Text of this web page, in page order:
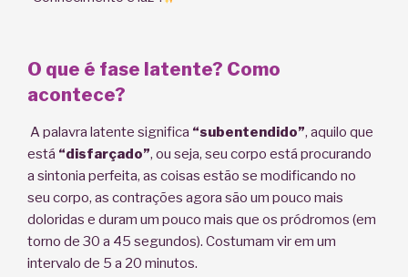
O que é fase latente? Como
acontece?
A palavra latente significa “subentendido”, aquilo que
está “disfarçado”, ou seja, seu corpo está procurando
a sintonia perfeita, as coisas estão se modificando no
seu corpo, as contrações agora são um pouco mais
doloridas e duram um pouco mais que os pródromos (em
torno de 30 a 45 segundos). Costumam vir em um
intervalo de 5 a 20 minutos.